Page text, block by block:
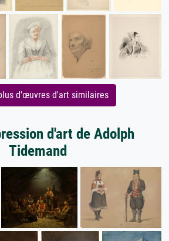
d'œuvres d'art similaires
d'art de Adolph
Tidemand